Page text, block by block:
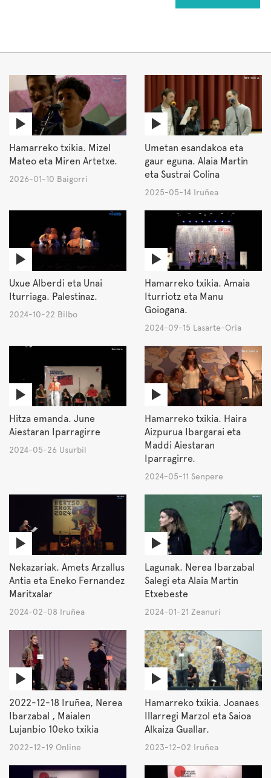
Hamarreko txikia. Mizel
Mateo eta Miren Artetxe.
2026-01-10 Baigorri
Umetan esandakoa eta
gaur eguna. Alaia Martin
eta Sustrai Colina
2025-05-14 Iruñea
Uxue Alberdi eta Unai
Iturriaga. Palestinaz.
2024-10-22 Bilbo
Hamarreko txikia. Amaia
Iturriotz eta Manu
Goiogana.
2024-09-15 Lasarte-Oria
Hitza emanda. June
Aiestaran Iparragirre
2024-05-26 Usurbil
Hamarreko txikia. Haira
Aizpurua Ibargarai eta
Maddi Aiestaran
Iparragirre.
2024-05-11 Senpere
Nekazariak. Amets Arzallus
Antia eta Eneko Fernandez
Maritxalar
2024-02-08 Iruñea
Lagunak. Nerea Ibarzabal
Salegi eta Alaia Martin
Etxebeste
2024-01-21 Zeanuri
2022-12-18 Iruñea, Nerea
Ibarzabal , Maialen
Lujanbio 10eko txikia
2022-12-19 Online
Hamarreko txikia. Joanaes
Illarregi Marzol eta Saioa
Alkaiza Guallar.
2023-12-02 Iruñea